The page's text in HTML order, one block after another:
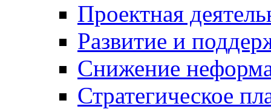
Проектная
Развитие и
Снижение
Стратегическое